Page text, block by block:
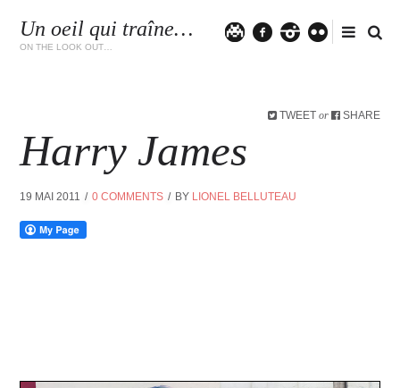
Un oeil qui traîne…
ON THE LOOK OUT…
TWEET or SHARE
Harry James
19 MAI 2011 0 COMMENTS BY LIONEL BELLUTEAU